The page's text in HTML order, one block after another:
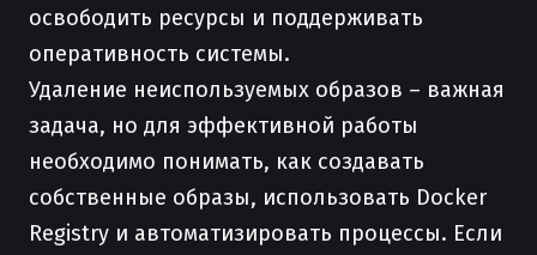
освободить ресурсы и поддерживать
оперативность системы.
Удаление неиспользуемых образов – важная
задача, но для эффективной работы
необходимо понимать, как создавать
собственные образы, использовать Docker
Registry и автоматизировать процессы. Если